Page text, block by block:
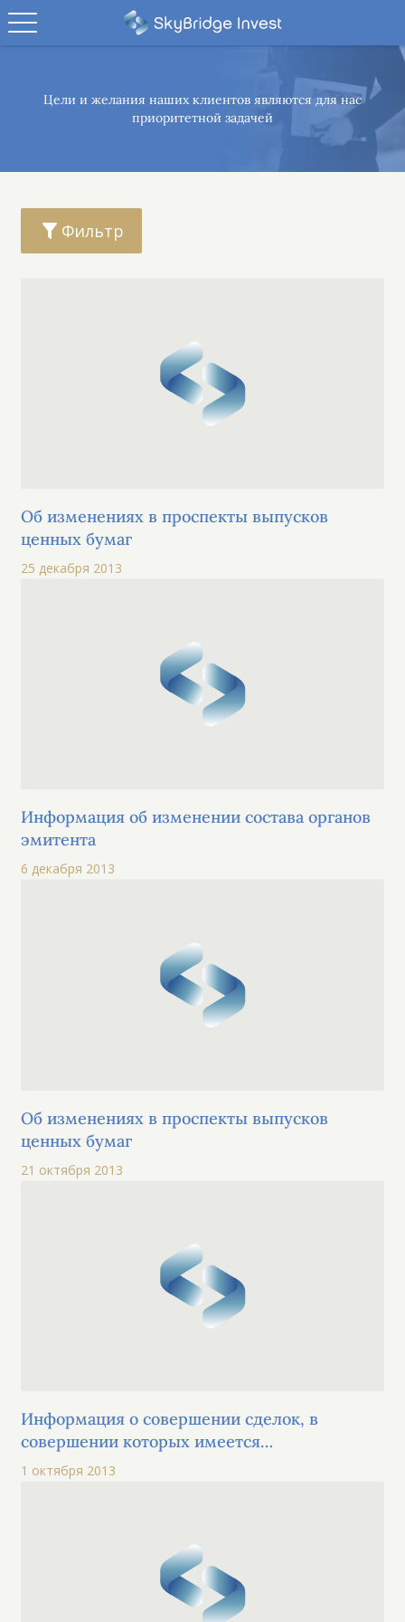
Цели и желания наших клиентов являются для нас
приоритетной задачей
Фильтр
Об изменениях в проспекты выпусков
ценных бумаг
25 декабря 2013
Информация об изменении состава органов
эмитента
6 декабря 2013
Об изменениях в проспекты выпусков
ценных бумаг
21 октября 2013
Информация о совершении сделок, в
совершении которых имеется
заинтересованность
1 октября 2013